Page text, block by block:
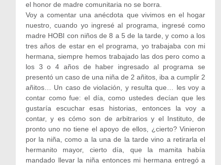
el honor de madre comunitaria no se borra.
Voy a comentar una anécdota que vivimos en el hogar
nuestro, cuando yo ingresé al programa, ingresé como
madre HOBI con niños de 8 a 5 de la tarde, y como a los
tres años de estar en el programa, yo trabajaba con mi
hermana, siempre hemos trabajado las dos pero como a
los 3 o 4 años de haber ingresado al programa se
presentó un caso de una niña de 2 añitos, iba a cumplir 2
añitos… Un caso de violación, y resulta que… les voy a
contar como fue: el día, como ustedes decían que les
gustaría escuchar esas historias, entonces la voy a
contar, y es cómo son de arbitrarios y el Instituto, de
pronto uno no tiene el apoyo de ellos, ¿cierto? Vinieron
por la niña, como a la una de la tarde vino a retirarla el
hermanito mayor, cierto día, que la mamita había
mandado llevar la niña entonces mi hermana entregó a